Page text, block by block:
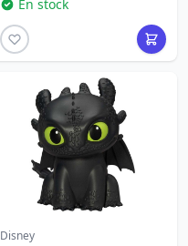
En stock
Disney